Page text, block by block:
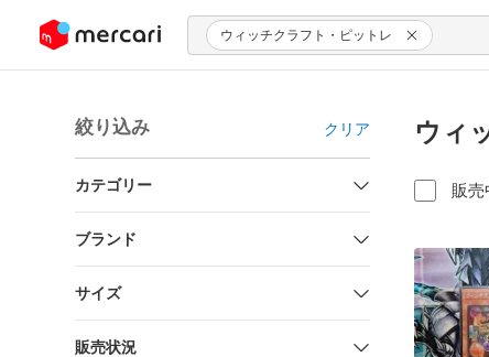
ツにスキップ ウィッチクラフト・ピットレ
絞り込み クリア
カテゴリー
ブランド
サイズ
販売状況
ウィ
販売